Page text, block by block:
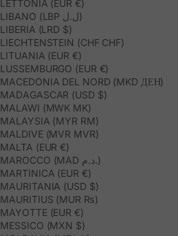
LETTONIA (EUR €)
LIBANO (LBP ل.ل)
LIBERIA (LRD $)
LIECHTENSTEIN (CHF CHF)
LITUANIA (EUR €)
LUSSEMBURGO (EUR €)
MACEDONIA DEL NORD (MKD ДЕН)
MADAGASCAR (USD $)
MALAWI (MWK MK)
MALAYSIA (MYR RM)
MALDIVE (MVR MVR)
MALTA (EUR €)
MAROCCO (MAD د.م.)
MARTINICA (EUR €)
MAURITANIA (USD $)
MAURITIUS (MUR ₨)
MAYOTTE (EUR €)
MESSICO (MXN $)